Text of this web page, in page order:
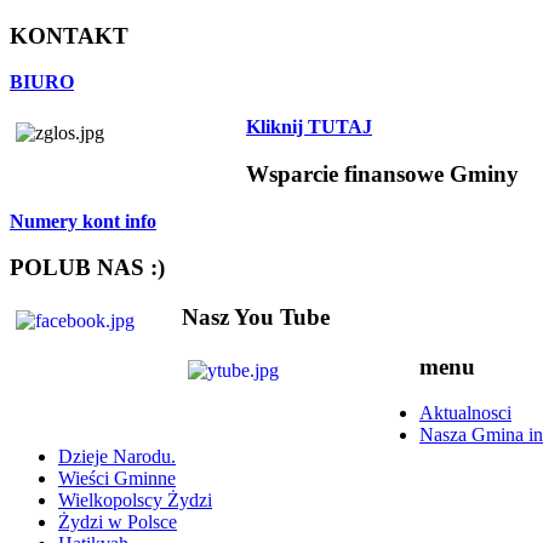
KONTAKT
BIURO
Kliknij TUTAJ
Wsparcie finansowe Gminy
Numery kont info
POLUB NAS :)
Nasz You Tube
menu
Aktualnosci
Nasza Gmina
Dzieje Narodu.
Wieści Gminne
Wielkopolscy Żydzi
Żydzi w Polsce